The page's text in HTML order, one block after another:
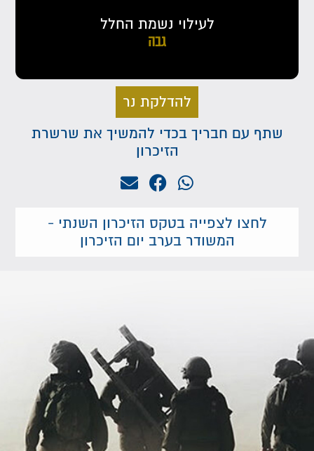
לעילוי נשמת החלל
גבה
להדלקת נר
שתף עם חבריך בכדי להמשיך את שרשרת
הזיכרון
לחצו לצפייה בטקס הזיכרון השנתי -
המשודר בערב יום הזיכרון